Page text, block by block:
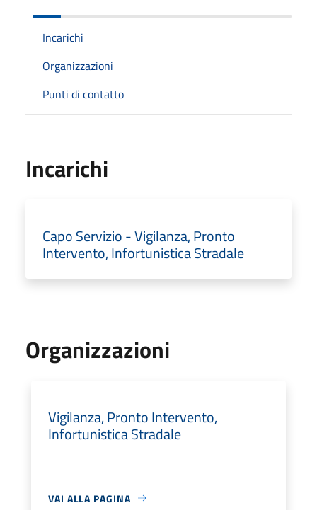
Incarichi
Organizzazioni
Punti di contatto
Incarichi
Capo Servizio - Vigilanza, Pronto
Intervento, Infortunistica Stradale
Organizzazioni
Vigilanza, Pronto Intervento,
Infortunistica Stradale
VAI ALLA PAGINA